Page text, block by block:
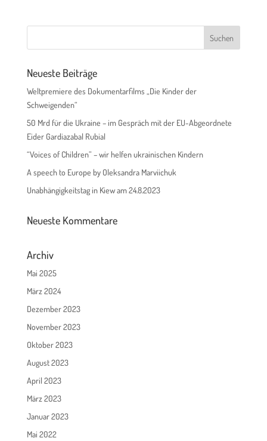
Neueste Beiträge
Weltpremiere des Dokumentarfilms „Die Kinder der
Schweigenden“
50 Mrd für die Ukraine – im Gespräch mit der EU-Abgeordnete
Eider Gardiazabal Rubial
“Voices of Children” – wir helfen ukrainischen Kindern
A speech to Europe by Oleksandra Marviichuk
Unabhängigkeitstag in Kiew am 24.8.2023
Neueste Kommentare
Archiv
Mai 2025
März 2024
Dezember 2023
November 2023
Oktober 2023
August 2023
April 2023
März 2023
Januar 2023
Mai 2022